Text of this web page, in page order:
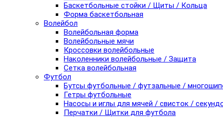
Баскетбольные стойки / Щиты / Кольца
Форма баскетбольная
Волейбол
Волейбольная форма
Волейбольные мячи
Кроссовки волейбольные
Наколенники волейбольные / Защита
Сетка волейбольная
Футбол
Бутсы футбольные / футзальные /
Гетры футбольные
Насосы и иглы для мячей / свисток /
Перчатки / Щитки для футбола